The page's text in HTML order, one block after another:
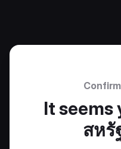
It seems
สหรั